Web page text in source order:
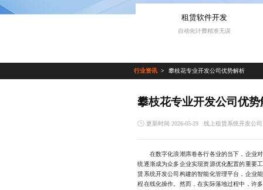
租赁软件开发
自动化计费精准无误
行业资讯 攀枝花专业开发公司优势解析
攀枝花专业开发公司优势
更新时间 2026-05-29 线上租赁系统开发公司
在数字化浪潮席卷各行各业的当下，企业对
统逐渐成为众多企业实现资源优化配置的重要
赁系统开发公司构建的智能化管理平台，企业
程在线化操作。然而，在实际落地过程中，许